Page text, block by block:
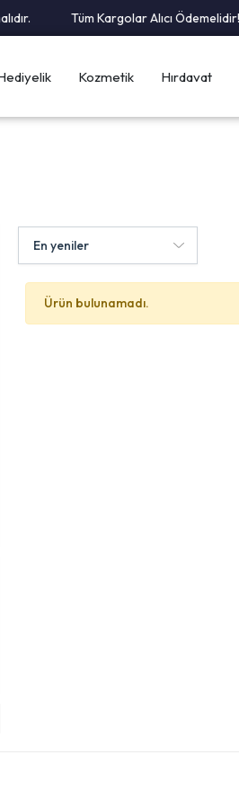
Tüm Kargolar Alıcı Ödemelidir!
Kozmetik Hırdavat
Ürün bulunamadı.